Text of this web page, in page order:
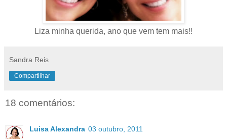
Liza minha querida, ano que vem tem mais!!
Sandra Reis
Compartilhar
18 comentários:
Luisa Alexandra 03 outubro, 2011